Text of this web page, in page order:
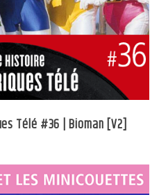
Télé #36 | Bioman [V2]